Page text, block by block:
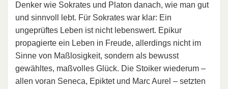
Denker wie Sokrates und Platon danach, wie man gut
und sinnvoll lebt. Für Sokrates war klar: Ein
ungeprüftes Leben ist nicht lebenswert. Epikur
propagierte ein Leben in Freude, allerdings nicht im
Sinne von Maßlosigkeit, sondern als bewusst
gewähltes, maßvolles Glück. Die Stoiker wiederum –
allen voran Seneca, Epiktet und Marc Aurel – setzten